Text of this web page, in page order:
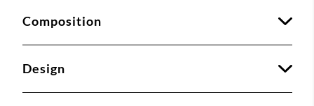
Composition
Design